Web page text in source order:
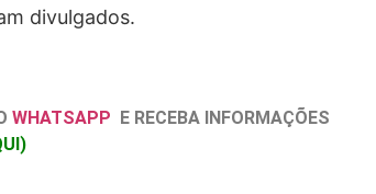
divulgados.
WHATSAPP E RECEBA INFORMAÇÕES